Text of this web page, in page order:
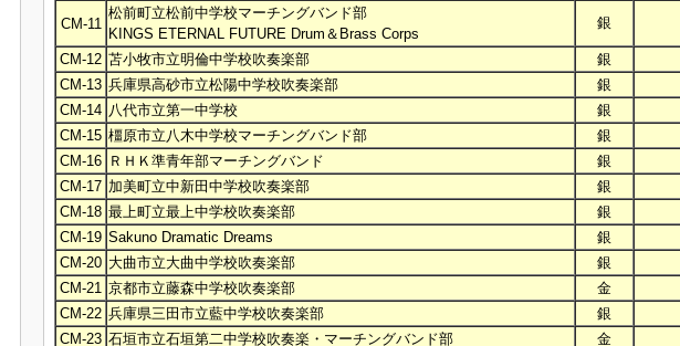
CM-11
松前町立松前中学校マーチングバンド部
KINGS ETERNAL FUTURE Drum＆Brass Corps
銀
CM-12 苫小牧市立明倫中学校吹奏楽部
銀
CM-13 兵庫県高砂市立松陽中学校吹奏楽部
銀
CM-14 八代市立第一中学校
銀
CM-15 橿原市立八木中学校マーチングバンド部
銀
CM-16 ＲＨＫ準青年部マーチングバンド
銀
CM-17 加美町立中新田中学校吹奏楽部
銀
CM-18 最上町立最上中学校吹奏楽部
銀
CM-19 Sakuno Dramatic Dreams
銀
CM-20 大曲市立大曲中学校吹奏楽部
銀
CM-21 京都市立藤森中学校吹奏楽部
金
CM-22 兵庫県三田市立藍中学校吹奏楽部
銀
CM-23 石垣市立石垣第二中学校吹奏楽・マーチングバンド部
金